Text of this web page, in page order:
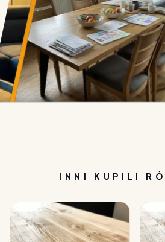
INNI KUPILI